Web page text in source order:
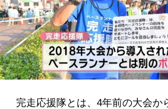
完走応援隊とは、4年前の大会か